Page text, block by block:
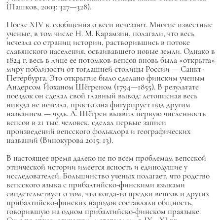
(Пашков, 2003: 327—328).
После XIV в. сообщения о веси исчезают. Многие известные
ученые, в том числе Н. М. Карамзин, полагали, что весь
исчезла со страниц истории, растворившись в потоке
славянского населения, осваивавшего новые земли. Однако в
1824 г. весь в лице ее потомков-вепсов вновь была «открыта»
миру поблизости от тогдашней столицы России — Санкт-
Петербурга. Это открытие было сделано финским ученым
Андерсом Йоханом Шёгреном (1794—1855). В результате
поездок он сделал свой главный вывод: летописная весь
никуда не исчезла, просто она фигурирует под другим
названием — чудь. А. Шёгрен выявил первую численность
вепсов в 21 тыс. человек, сделал первые записи
произведений вепсского фольклора и географических
названий (Винокурова 2015: 13).
В настоящее время далеко не по всем проблемам вепсской
этнической истории имеется ясность и единодушие у
исследователей. Большинство ученых полагает, что родство
вепсского языка с прибалтийско-финскими языками
свидетельствует о том, что когда-то предки вепсов и других
прибалтийско-финских народов составляли общность,
говорившую на одном прибалтийско-финском праязыке.